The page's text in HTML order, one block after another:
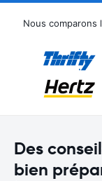
Nous
Des
bien